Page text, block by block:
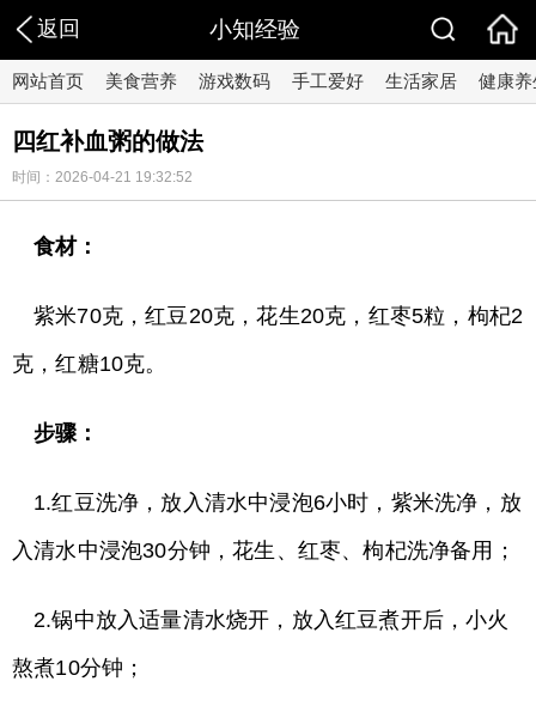
返回 小知经验
网站首页 美食营养 游戏数码 手工爱好 生活家居 健康养
四红补血粥的做法
时间：2026-04-21 19:32:52
食材：
紫米70克，红豆20克，花生20克，红枣5粒，枸杞2
克，红糖10克。
步骤：
1.红豆洗净，放入清水中浸泡6小时，紫米洗净，放
入清水中浸泡30分钟，花生、红枣、枸杞洗净备用；
2.锅中放入适量清水烧开，放入红豆煮开后，小火
熬煮10分钟；